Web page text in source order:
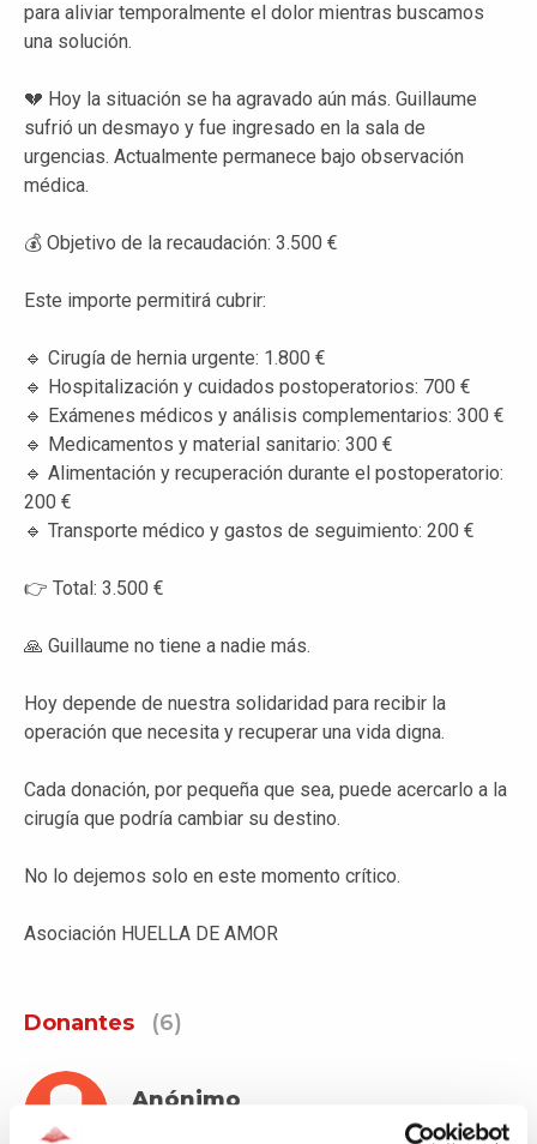
para aliviar temporalmente el dolor mientras buscamos
una solución.
💔 Hoy la situación se ha agravado aún más. Guillaume
sufrió un desmayo y fue ingresado en la sala de
urgencias. Actualmente permanece bajo observación
médica.
💰 Objetivo de la recaudación: 3.500 €
Este importe permitirá cubrir:
🔹 Cirugía de hernia urgente: 1.800 €
🔹 Hospitalización y cuidados postoperatorios: 700 €
🔹 Exámenes médicos y análisis complementarios: 300 €
🔹 Medicamentos y material sanitario: 300 €
🔹 Alimentación y recuperación durante el postoperatorio:
200 €
🔹 Transporte médico y gastos de seguimiento: 200 €
👉 Total: 3.500 €
🙏 Guillaume no tiene a nadie más.
Hoy depende de nuestra solidaridad para recibir la
operación que necesita y recuperar una vida digna.
Cada donación, por pequeña que sea, puede acercarlo a la
cirugía que podría cambiar su destino.
No lo dejemos solo en este momento crítico.
Asociación HUELLA DE AMOR
Donantes (6)
Anónimo